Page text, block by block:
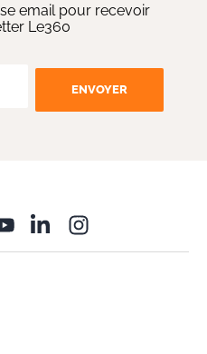
email pour recevoir
Le360
ENVOYER